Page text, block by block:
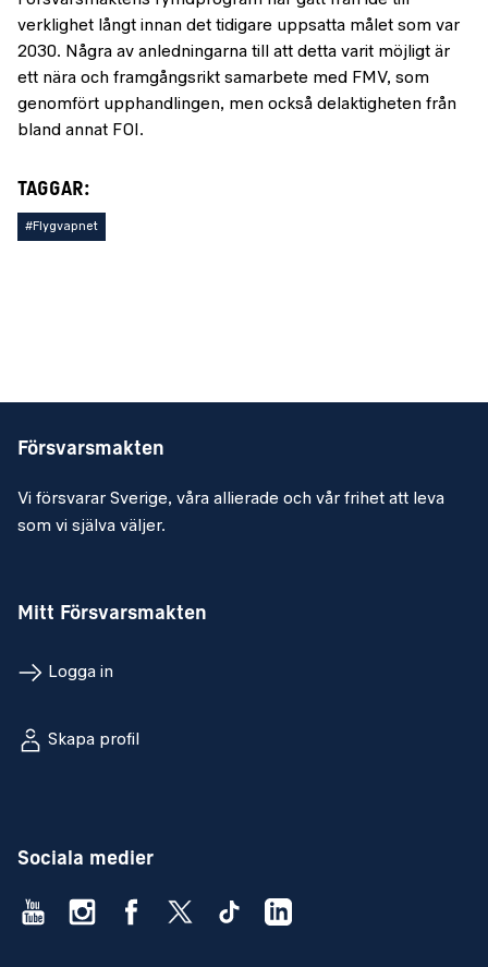
verklighet långt innan det tidigare uppsatta målet som var
2030. Några av anledningarna till att detta varit möjligt är
ett nära och framgångsrikt samarbete med FMV, som
genomfört upphandlingen, men också delaktigheten från
bland annat FOI.
TAGGAR:
#Flygvapnet
Försvarsmakten
Vi försvarar Sverige, våra allierade och vår frihet att leva
som vi själva väljer.
Mitt Försvarsmakten
Logga in
Skapa profil
Sociala medier